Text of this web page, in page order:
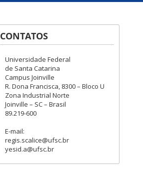
CONTATOS
Universidade Federal
de Santa Catarina
Campus Joinville
R. Dona Francisca, 8300 – Bloco U
Zona Industrial Norte
Joinville – SC – Brasil
89.219-600
E-mail:
regis.scalice@ufsc.br
yesid.a@ufsc.br